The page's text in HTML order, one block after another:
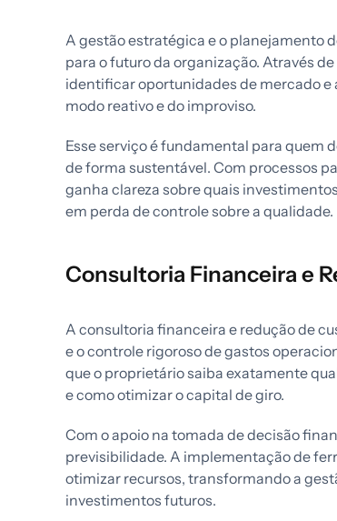
A gestão estratégica e o planejamento
para o futuro da organização. Através
identificar oportunidades de mercado e
modo reativo e do improviso.
Esse serviço é fundamental para quem
de forma sustentável. Com processos
ganha clareza sobre quais
em perda de controle sobre a qualidade.
Consultoria Financeira e
A consultoria financeira e redução de
e o controle rigoroso de gastos
que o proprietário saiba exatamente
e como otimizar o capital de giro.
Com o apoio na tomada de decisão
previsibilidade. A implementação de
otimizar recursos, transformando a
investimentos futuros.